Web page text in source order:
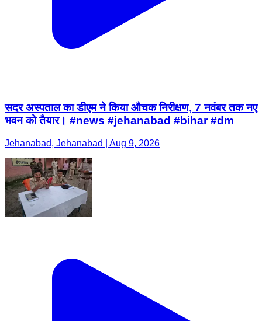
सदर अस्पताल का डीएम ने किया औचक निरीक्षण, 7 नवंबर तक नए
भवन को तैयार। #news #jehanabad #bihar #dm
Jehanabad, Jehanabad | Aug 9, 2026